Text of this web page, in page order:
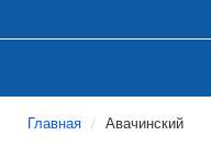
Главная Авачинский